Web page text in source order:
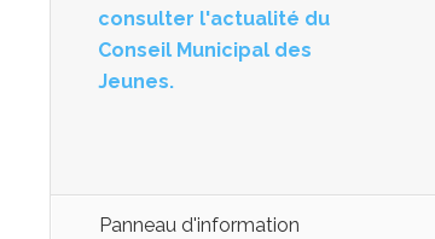
consulter l'actualité du
Conseil Municipal des
Jeunes.
Panneau d'information